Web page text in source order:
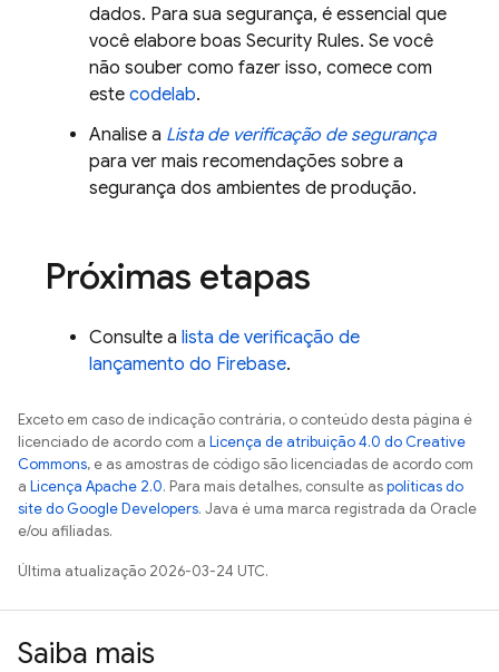
dados. Para sua segurança, é essencial que
você elabore boas Security Rules. Se você
não souber como fazer isso, comece com
este codelab.
Analise a Lista de verificação de segurança
para ver mais recomendações sobre a
segurança dos ambientes de produção.
Próximas etapas
Consulte a lista de verificação de
lançamento do Firebase.
Exceto em caso de indicação contrária, o conteúdo desta página é
licenciado de acordo com a Licença de atribuição 4.0 do Creative
Commons, e as amostras de código são licenciadas de acordo com
a Licença Apache 2.0. Para mais detalhes, consulte aspolíticas do
site do Google Developers. Java é uma marca registrada da Oracle
e/ou afiliadas.
Última atualização 2026-03-24 UTC.
Saiba mais